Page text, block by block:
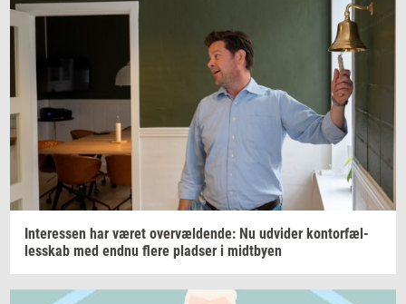
In­ter­es­sen har været over­væl­den­de: Nu ud­vi­der kon­tor­fæl­
les­skab med endnu flere plad­ser i midt­by­en